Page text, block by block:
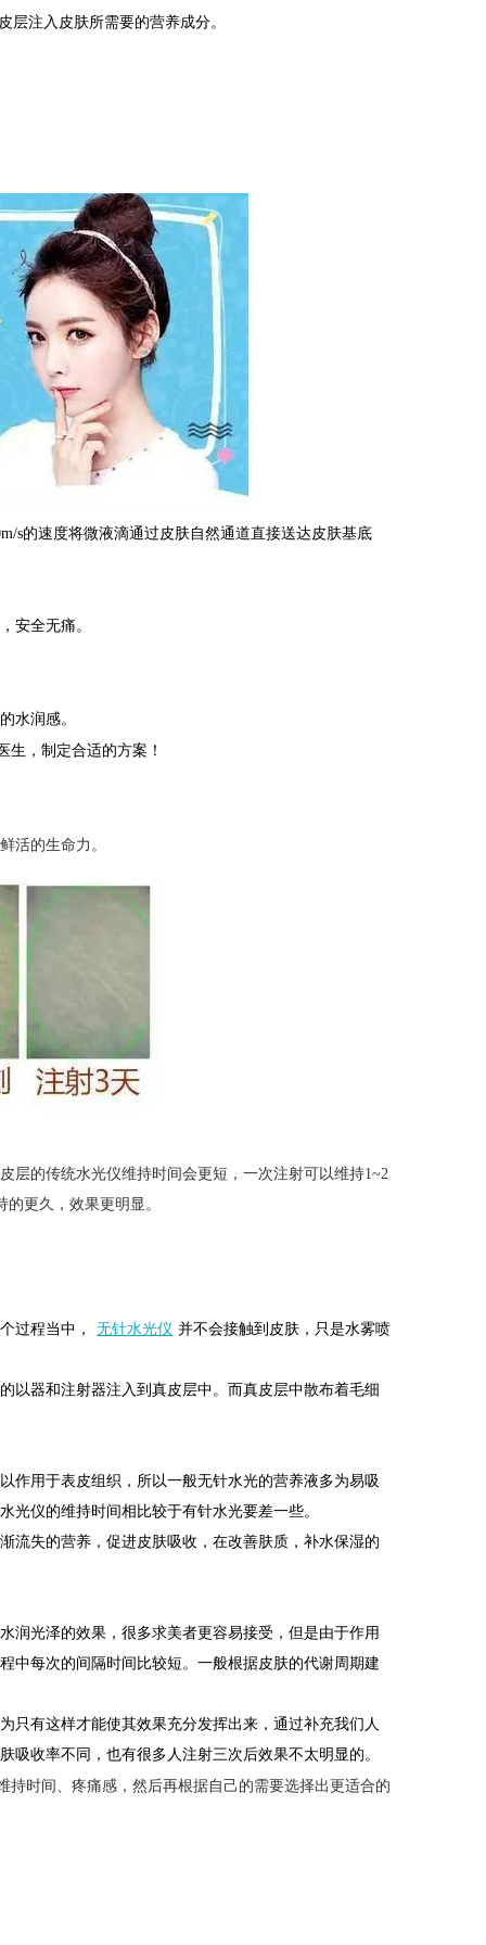
注入皮肤所需要的营养成分。
s的速度将微液滴通过皮肤自然通道直接送达皮肤基底
安全无痛。
水润感。
生，制定合适的方案！
活的生命力。
层的传统水光仪维持时间会更短，一次注射可以维持1~2
更久，效果更明显。
过程当中， 无针水光仪 并不会接触到皮肤，只是水雾喷
以器和注射器注入到真皮层中。而真皮层中散布着毛细
作用于表皮组织，所以一般无针水光的营养液多为易吸
光仪的维持时间相比较于有针水光要差一些。
流失的营养，促进皮肤吸收，在改善肤质，补水保湿的
润光泽的效果，很多求美者更容易接受，但是由于作用
中每次的间隔时间比较短。一般根据皮肤的代谢周期建
只有这样才能使其效果充分发挥出来，通过补充我们人
收率不同，也有很多人注射三次后效果不太明显的。
持时间、疼痛感，然后再根据自己的需要选择出更适合的